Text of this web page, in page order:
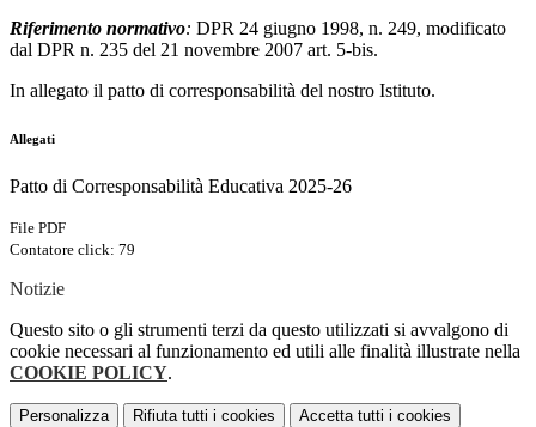
Riferimento normativo: DPR 24 giugno 1998, n. 249, modificato
dal DPR n. 235 del 21 novembre 2007 art. 5-bis.
In allegato il patto di corresponsabilità del nostro Istituto.
Allegati
Patto di Corresponsabilità Educativa 2025-26
File PDF
Contatore click: 79
Notizie
Questo sito o gli strumenti terzi da questo utilizzati si avvalgono di
cookie necessari al funzionamento ed utili alle finalità illustrate nella
COOKIE POLICY.
Personalizza Rifiuta tutti i cookies Accetta tutti i cookies